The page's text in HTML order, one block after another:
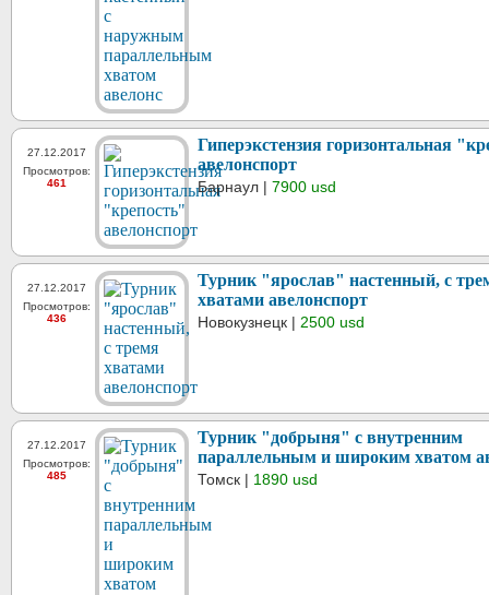
27.12.2017
Просмотров:
461
Гиперэкстензия горизонтальная
авелонспорт
Барнаул | 7900 usd
27.12.2017
Просмотров:
436
Турник "ярослав" настенный, с
хватами авелонспорт
Новокузнецк | 2500 usd
27.12.2017
Просмотров:
485
Турник "добрыня" с внутренним
параллельным и широким хватом
Томск | 1890 usd